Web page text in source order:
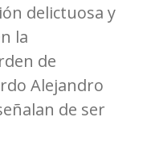
delictuosa y
la
de
Alejandro
de ser